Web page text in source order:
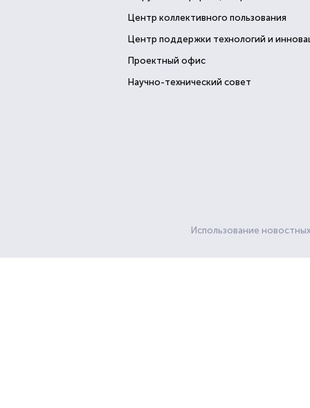
Центр коллективного пользования
Центр поддержки технологий и
Проектный офис
Научно-технический совет
Использование